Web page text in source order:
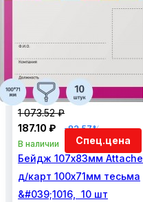
Спец.цена
1 073.52 ₽
187.10 ₽
-82.57%
В наличии
Бейдж 107х83мм Attache
д/карт 100х71мм тесьма
&#039;1016, 10 шт